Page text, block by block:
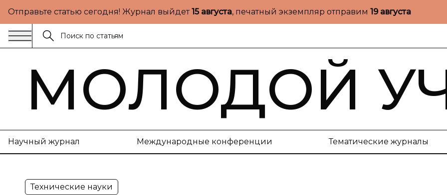
Отправьте статью сегодня! Журнал выйдет15 августа, печатный экземпляр отправим 19 августа
МОЛОДОЙ
Научный журнал Международные конференции Тематические журналы
Технические науки